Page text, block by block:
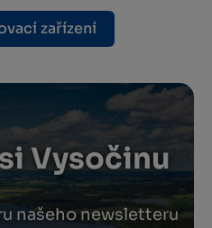
zařízení
Vysočinu
našeho newsletteru